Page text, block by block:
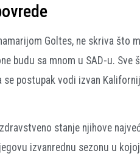
Goltes, ne skriva što
budu sa mnom u SAD-u. Sve
postupak vodi izvan
stanje njihove
izvanrednu sezonu u